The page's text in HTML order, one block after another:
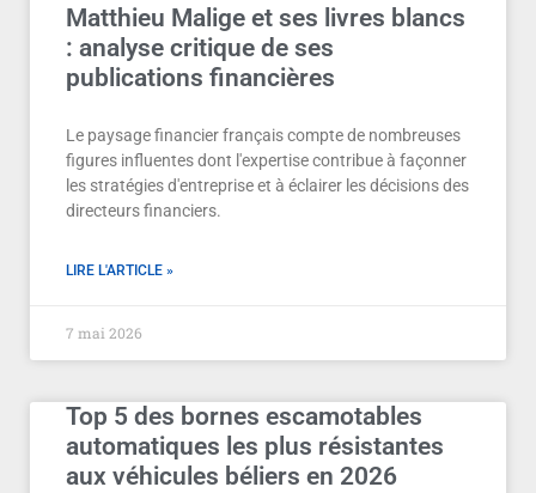
Matthieu Malige et ses livres blancs
: analyse critique de ses
publications financières
Le paysage financier français compte de nombreuses
figures influentes dont l'expertise contribue à façonner
les stratégies d'entreprise et à éclairer les décisions des
directeurs financiers.
LIRE L'ARTICLE »
7 mai 2026
Top 5 des bornes escamotables
automatiques les plus résistantes
aux véhicules béliers en 2026